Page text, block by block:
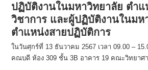
ปฏิบัติงานในมหาวิทยาลัย ตำแ
วิชาการ และผู้ปฏิบัติงานในมห
ตำแหน่งสายปฏิบัติการ
ในวันศุกร์ที่ 13 ธันวาคม 2567 เวลา 09.00 –
คณบดี ห้อง 309 ชั้น 3B อาคาร 19 คณะวิทยาศ